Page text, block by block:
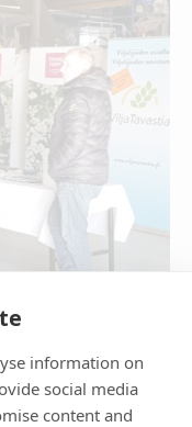
irti
information on
social media
content and